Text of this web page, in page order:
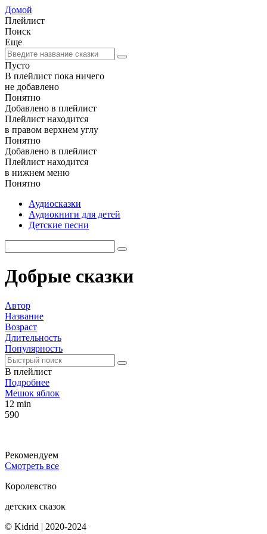
Домой
Плейлист
Поиск
Еще
Пусто
В плейлист пока ничего
не добавлено
Понятно
Добавлено в плейлист
Плейлист находится
в правом верхнем углу
Понятно
Добавлено в плейлист
Плейлист находится
в нижнем меню
Понятно
Аудиосказки
Аудиокниги для детей
Детские песни
Добрые сказки
Автор
Название
Возраст
Длительность
Популярность
В плейлист
Подробнее
Мешок яблок
12 min
590
Рекомендуем
Смотреть все
Королевство
детских сказок
© Kidrid | 2020-2024